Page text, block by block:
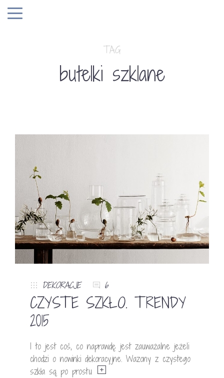
TAG
butelki szklane
DEKORACJE 6
CZYSTE SZKŁO. TRENDY
2015
I to jest coś, co naprawdę jest zauważalne jeżeli
chodzi o nowinki dekoracyjne. Wazony z czystego
szkła są po prostu